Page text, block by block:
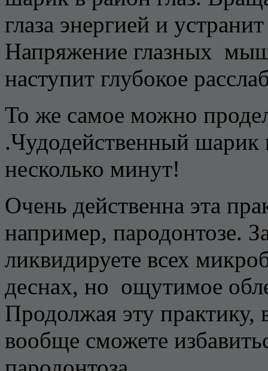
глаза энергией и
Напряжение глазных
наступит глубокое
То же самое можно
.Чудодейственный шарик
несколько минут!
Очень действенна эта
например, пародонтозе.
ликвидируете всех
деснах, но ощутимое
Продолжая эту практику,
вообще сможете